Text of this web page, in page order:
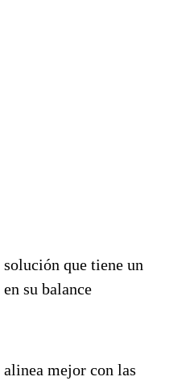
que tiene un
su balance
mejor con las